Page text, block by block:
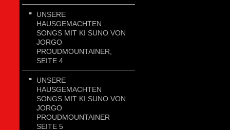
UNSERE
HAUSGEMACHTEN
SONGS MIT KI SUNO VON
JORGO
PROUDMOUNTAINER,
SEITE 4
UNSERE
HAUSGEMACHTEN
SONGS MIT KI SUNO VON
JORGO
PROUDMOUNTAINER
SEITE 5